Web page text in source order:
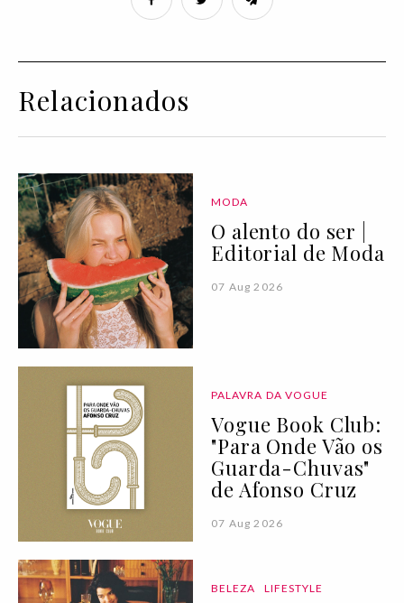
Relacionados
MODA
O alento do ser |
Editorial de Moda
07 Aug 2026
PALAVRA DA VOGUE
Vogue Book Club:
"Para Onde Vão os
Guarda-Chuvas"
de Afonso Cruz
07 Aug 2026
BELEZA LIFESTYLE